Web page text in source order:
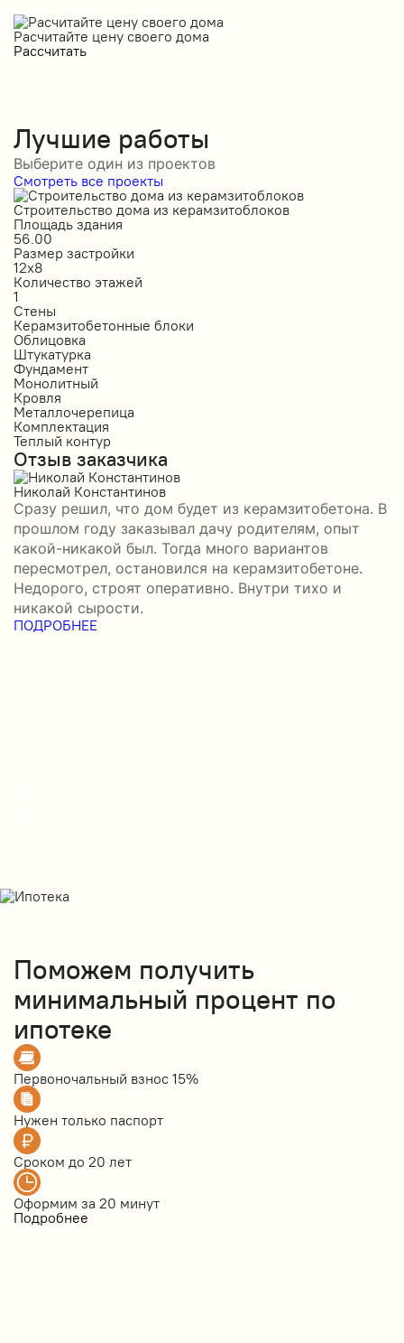
Расчитайте цену своего дома
Рассчитать
Лучшие работы
Выберите один из проектов
Смотреть все проекты
Строительство дома из керамзитоблоков
Площадь здания
56.00
Размер застройки
12х8
Количество этажей
1
Стены
Керамзитобетонные блоки
Облицовка
Штукатурка
Фундамент
Монолитный
Кровля
Металлочерепица
Комплектация
Теплый контур
Отзыв заказчика
Николай Константинов
Сразу решил, что дом будет из керамзитобетона. В
прошлом году заказывал дачу родителям, опыт
какой-никакой был. Тогда много вариантов
пересмотрел, остановился на керамзитобетоне.
Недорого, строят оперативно. Внутри тихо и
никакой сырости.
ПОДРОБНЕЕ
Поможем получить
минимальный процент по
ипотеке
Первоночальный взнос 15%
Нужен только паспорт
Сроком до 20 лет
Оформим за 20 минут
Подробнее